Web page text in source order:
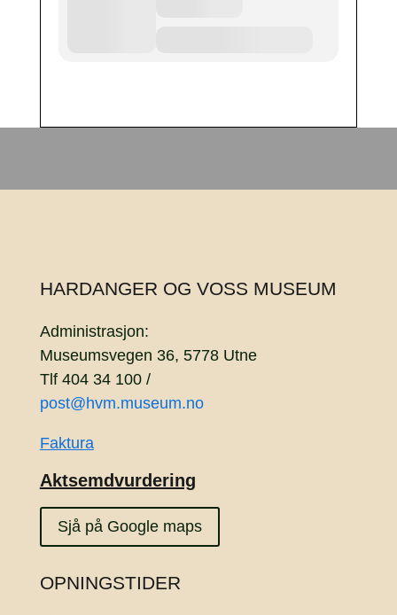
HARDANGER OG VOSS MUSEUM
Administrasjon:
Museumsvegen 36, 5778 Utne
Tlf 404 34 100 /
post@hvm.museum.no
Faktura
Aktsemdvurdering
Sjå på Google maps
OPNINGSTIDER